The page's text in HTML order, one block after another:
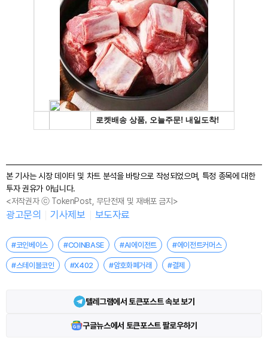
본 기사는 시장 데이터 및 차트 분석을 바탕으로 작성되었으며, 특정 종목에 대한
투자 권유가 아닙니다.
<저작권자 ⓒ TokenPost, 무단전재 및 재배포 금지>
광고문의 기사제보 보도자료
#코인베이스 #COINBASE #AI에이전트 #에이전트커머스
#스테이블코인 #X402 #암호화폐거래 #결제
텔레그램에서 토큰포스트 속보 보기
구글뉴스에서 토큰포스트 팔로우하기